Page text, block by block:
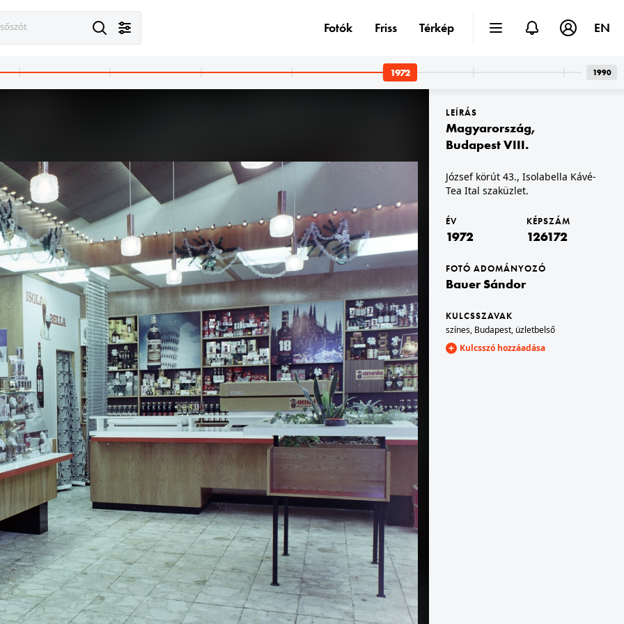
Budapest VII.
a Dózsa György út felől a Murányi utca felé nézve, május 1-i felvonulók.
1972 · Budapest VII.
Dembinszky utca 43. és 41., május 1-i felvonulók.
Dembinszky utca a Dózsa György út felől a Murányi utca felé nézve, május 1-i felvonulók.
Budapest VI.
út 84., MÉMOSZ (Magyarországi Építőipari Munkások Országos Szövetsége) székháza.
1972
1972 · Budapest V.
Erzsébet (Engels) tér, szemben középen a Harmincad utca - Bécsi utca sarok.
1972 · Budapest I. · budai Vár
Mátyás-templom a Szentháromság utcából nézve.
1972
1972 · Hévíz
Dr. Schulhoff Vilmos sétány felől a Deák Ferenc tér felé nézve.
LEÍRÁS
Magyarország,
Budapest VIII.
József körút 43., Isolabella Kávé-
Tea Ital szaküzlet.
ÉV
1972
KÉPSZÁM
126172
FOTÓ ADOMÁNYOZÓ
Bauer Sándor
KULCSSZAVAK
színes, Budapest, üzletbelső
Kulcsszó hozzáadása
Fotók Friss Térkép EN
1990
1972